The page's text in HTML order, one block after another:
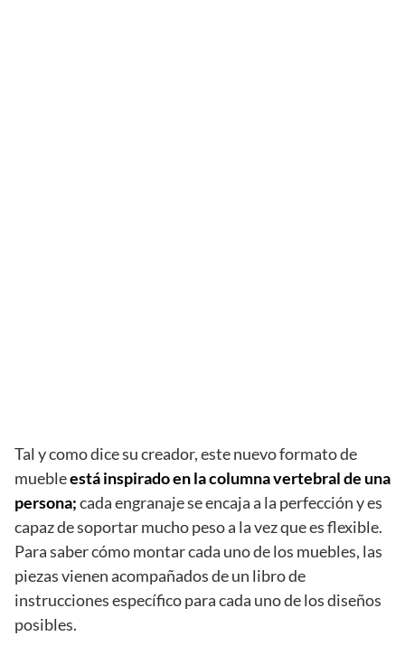
Tal y como dice su creador, este nuevo formato de
muebleestá inspirado en la columna vertebral de una
persona;cada engranaje se encaja a la perfección y es
capaz de soportar mucho peso a la vez que es flexible.
Para saber cómo montar cada uno de los muebles, las
piezas vienen acompañados de un libro de
instrucciones específico para cada uno de los diseños
posibles.